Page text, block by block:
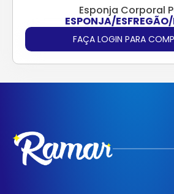
Esponja Corporal
ESPONJA/
FAÇA LOGIN PARA